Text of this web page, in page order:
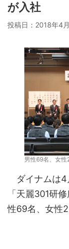
が入社
投稿日： 2018年4
男性69名、女性
ダイナムは4
「天麗301研
性69名、女性